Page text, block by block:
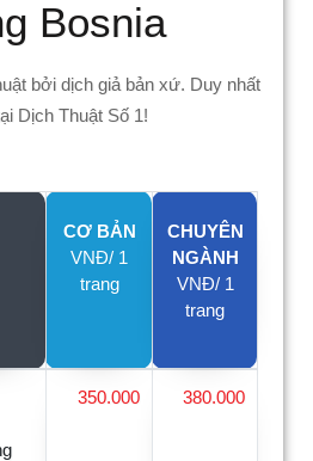
Bosnia
bởi dịch giả bản xứ. Duy nhất
Dịch Thuật Số 1!
CƠ BẢN
VNĐ/ 1
trang
CHUYÊN
NGÀNH
VNĐ/ 1
trang
350.000 380.000